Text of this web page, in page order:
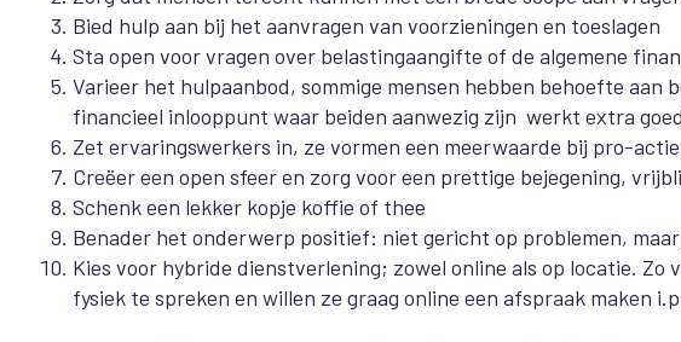
Bied hulp aan bij het aanvragen van voorzieningen en toeslagen
Sta open voor vragen over belastingaangifte of de algemene
Varieer het hulpaanbod, sommige mensen hebben behoefte
financieel inlooppunt waar beiden aanwezig zijn werkt extra
Zet ervaringswerkers in, ze vormen een meerwaarde bij pro-
Creëer een open sfeer en zorg voor een prettige bejegening,
Schenk een lekker kopje koffie of thee
Benader het onderwerp positief: niet gericht op problemen,
Kies voor hybride dienstverlening; zowel online als op locatie.
fysiek te spreken en willen ze graag online een afspraak maken